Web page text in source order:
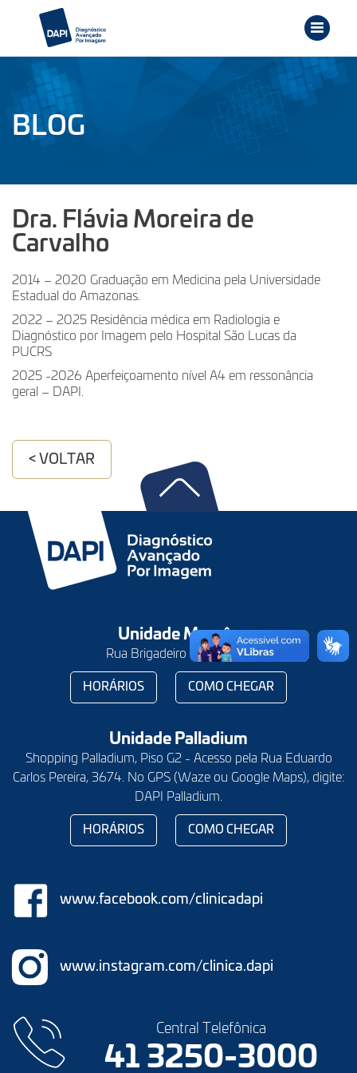
BLOG
Dra. Flávia Moreira de
Carvalho
2014 – 2020 Graduação em Medicina pela Universidade
Estadual do Amazonas.
2022 – 2025 Residência médica em Radiologia e
Diagnóstico por Imagem pelo Hospital São Lucas da
PUCRS
2025 -2026 Aperfeiçoamento nível A4 em ressonância
geral – DAPI.
< VOLTAR
Unidade Mercês
Rua Brigadeiro Franco, 122
HORÁRIOS COMO CHEGAR
Unidade Palladium
Shopping Palladium, Piso G2 - Acesso pela Rua Eduardo
Carlos Pereira, 3674. No GPS (Waze ou Google Maps), digite:
DAPI Palladium.
HORÁRIOS COMO CHEGAR
www.facebook.com/clinicadapi
www.instagram.com/clinica.dapi
Central Telefônica
41 3250-3000